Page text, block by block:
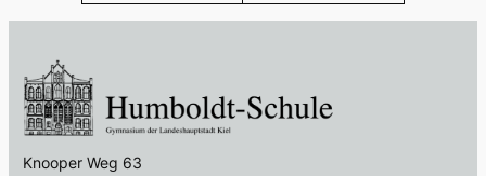
Knooper Weg 63